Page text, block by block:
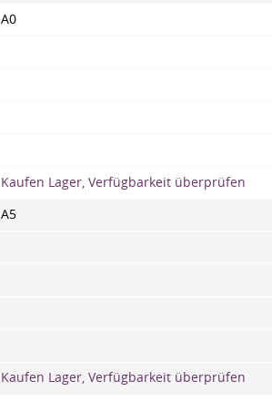
A0
Kaufen Lager, Verfügbarkeit überprüfen
A5
Kaufen Lager, Verfügbarkeit überprüfen